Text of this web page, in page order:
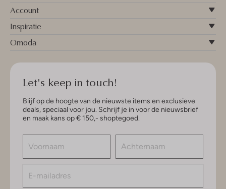
Account
Inspiratie
Omoda
Let's keep in touch!
Blijf op de hoogte van de nieuwste items en exclusieve
deals, speciaal voor jou. Schrijf je in voor de nieuwsbrief
en maak kans op € 150,- shoptegoed.